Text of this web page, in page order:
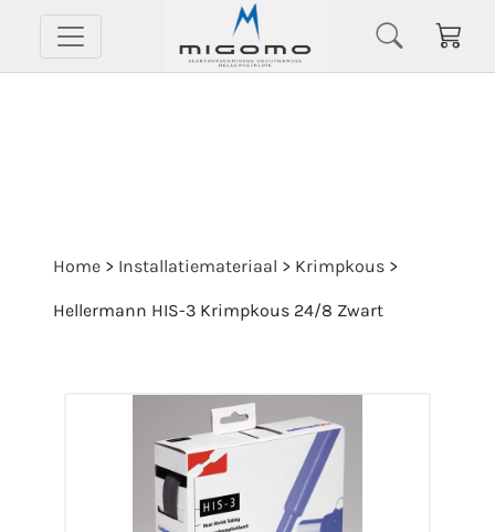
Home > Installatiemateriaal > Krimpkous >
Hellermann HIS-3 Krimpkous 24/8 Zwart